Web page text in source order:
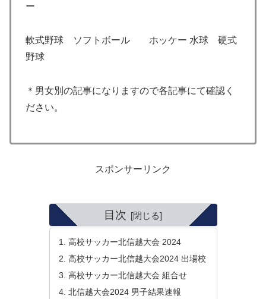
ー
軟式野球 ソフトボール ホッケー 水球 硬式
野球
＊男女別の記事になりますので各記事にて確認く
ださい。
スポンサーリンク
目次
高校サッカー北信越大会 2024
高校サッカー北信越大会2024 出場校
高校サッカー北信越大会 組合せ
北信越大会2024 男子結果速報